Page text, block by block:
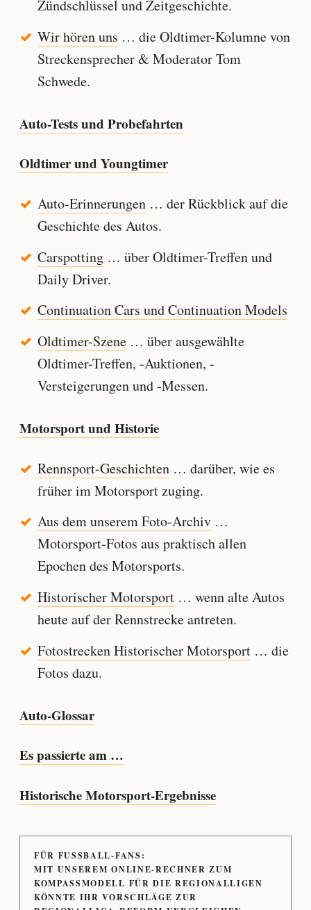
Zündschlüssel und Zeitgeschichte.
Wir hören uns … die Oldtimer-Kolumne von
Streckensprecher & Moderator Tom
Schwede.
Auto-Tests und Probefahrten
Oldtimer und Youngtimer
Auto-Erinnerungen… der Rückblick auf die
Geschichte des Autos.
Carspotting… über Oldtimer-Treffen und
Daily Driver.
Continuation Cars und Continuation Models
Oldtimer-Szene… über ausgewählte
Oldtimer-Treffen, -Auktionen, -
Versteigerungen und -Messen.
Motorsport und Historie
Rennsport-Geschichten… darüber, wie es
früher im Motorsport zuging.
Aus dem unserem Foto-Archiv…
Motorsport-Fotos aus praktisch allen
Epochen des Motorsports.
Historischer Motorsport… wenn alte Autos
heute auf der Rennstrecke antreten.
Fotostrecken Historischer Motorsport… die
Fotos dazu.
Auto-Glossar
Es passierte am …
Historische Motorsport-Ergebnisse
FÜR FUSSBALL-FANS:
MIT UNSEREM ONLINE-RECHNER ZUM
KOMPASSMODELL FÜR DIE REGIONALLIGEN
KÖNNTE IHR VORSCHLÄGE ZUR